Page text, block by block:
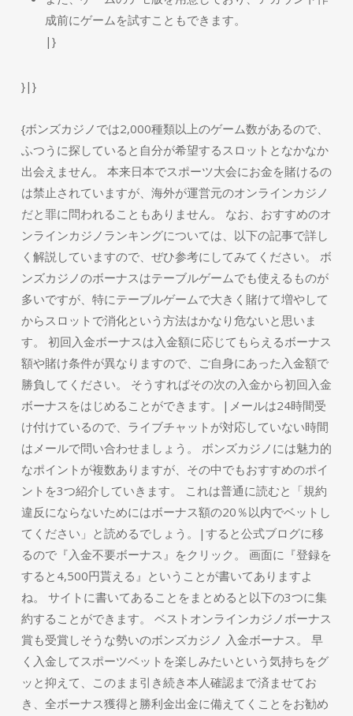
成前にゲームを試すこともできます。
|}
}|}
{ボンズカジノでは2,000種類以上のゲーム数があるので、
ふつうに探していると自分が希望するスロットとなかなか
出会えません。 本来日本でスポーツ大会にお金を賭けるの
は禁止されていますが、海外が運営元のオンラインカジノ
だと罪に問われることもありません。 なお、おすすめのオ
ンラインカジノランキングについては、以下の記事で詳し
く解説していますので、ぜひ参考にしてみてください。 ボ
ンズカジノのボーナスはテーブルゲームでも使えるものが
多いですが、特にテーブルゲームで大きく賭けて増やして
からスロットで消化という方法はかなり危ないと思いま
す。 初回入金ボーナスは入金額に応じてもらえるボーナス
額や賭け条件が異なりますので、ご自身にあった入金額で
勝負してください。 そうすればその次の入金から初回入金
ボーナスをはじめることができます。|メールは24時間受
け付けているので、ライブチャットが対応していない時間
はメールで問い合わせましょう。 ボンズカジノには魅力的
なポイントが複数ありますが、その中でもおすすめのポイ
ントを3つ紹介していきます。 これは普通に読むと「規約
違反にならないためにはボーナス額の20％以内でベットし
てください」と読めるでしょう。|すると公式ブログに移
るので『入金不要ボーナス』をクリック。 画面に『登録を
すると4,500円貰える』ということが書いてありますよ
ね。 サイトに書いてあることをまとめると以下の3つに集
約することができます。 ベストオンラインカジノボーナス
賞も受賞しそうな勢いのボンズカジノ 入金ボーナス。 早
く入金してスポーツベットを楽しみたいという気持ちをグ
ッと抑えて、このまま引き続き本人確認まで済ませてお
き、全ボーナス獲得と勝利金出金に備えてくことをお勧め